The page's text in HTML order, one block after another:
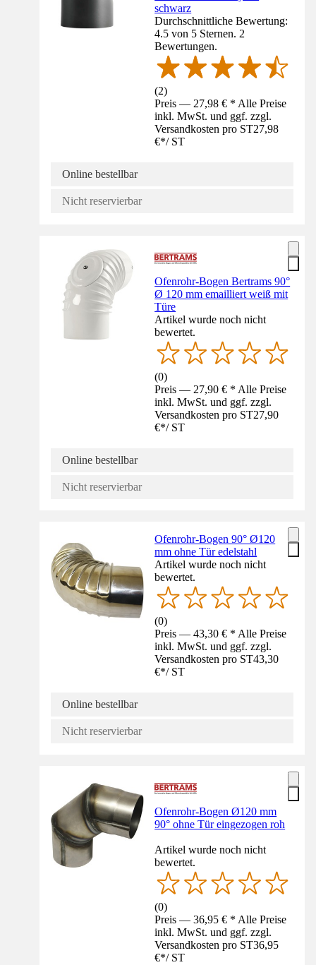
schwarz
Durchschnittliche Bewertung:
4.5 von 5 Sternen. 2
Bewertungen.
(2)
Preis — 27,98 € * Alle Preise
inkl. MwSt. und ggf. zzgl.
Versandkosten pro ST27,98
€*/ ST
Online bestellbar
Nicht reservierbar
Ofenrohr-Bogen Bertrams 90°
Ø 120 mm emailliert weiß mit
Türe
Artikel wurde noch nicht
bewertet.
(0)
Preis — 27,90 € * Alle Preise
inkl. MwSt. und ggf. zzgl.
Versandkosten pro ST27,90
€*/ ST
Online bestellbar
Nicht reservierbar
Ofenrohr-Bogen 90° Ø120
mm ohne Tür edelstahl
Artikel wurde noch nicht
bewertet.
(0)
Preis — 43,30 € * Alle Preise
inkl. MwSt. und ggf. zzgl.
Versandkosten pro ST43,30
€*/ ST
Online bestellbar
Nicht reservierbar
Ofenrohr-Bogen Ø120 mm
90° ohne Tür eingezogen roh
Artikel wurde noch nicht
bewertet.
(0)
Preis — 36,95 € * Alle Preise
inkl. MwSt. und ggf. zzgl.
Versandkosten pro ST36,95
€*/ ST